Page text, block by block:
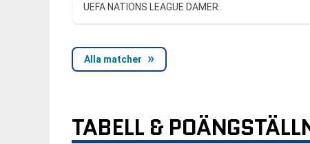
UEFA NATIONS LEAGUE DAMER
Alla matcher
TABELL &